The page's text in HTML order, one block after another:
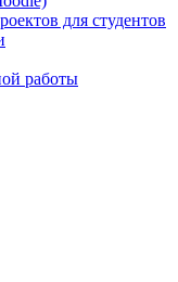
для студентов
работы